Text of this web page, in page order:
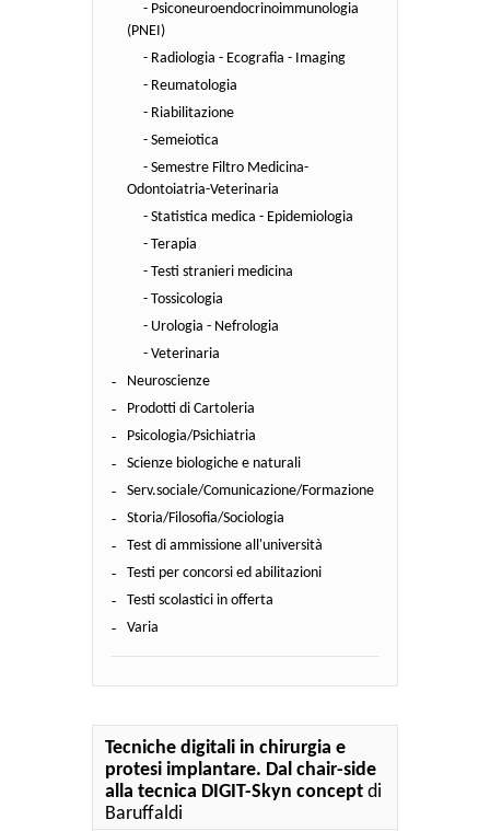
- Psiconeuroendocrinoimmunologia
(PNEI)
- Radiologia - Ecografia - Imaging
- Reumatologia
- Riabilitazione
- Semeiotica
- Semestre Filtro Medicina-
Odontoiatria-Veterinaria
- Statistica medica - Epidemiologia
- Terapia
- Testi stranieri medicina
- Tossicologia
- Urologia - Nefrologia
- Veterinaria
Neuroscienze
Prodotti di Cartoleria
Psicologia/Psichiatria
Scienze biologiche e naturali
Serv.sociale/Comunicazione/Formazione
Storia/Filosofia/Sociologia
Test di ammissione all'università
Testi per concorsi ed abilitazioni
Testi scolastici in offerta
Varia
Tecniche digitali in chirurgia e
protesi implantare. Dal chair-side
alla tecnica DIGIT-Skyn concept di
Baruffaldi